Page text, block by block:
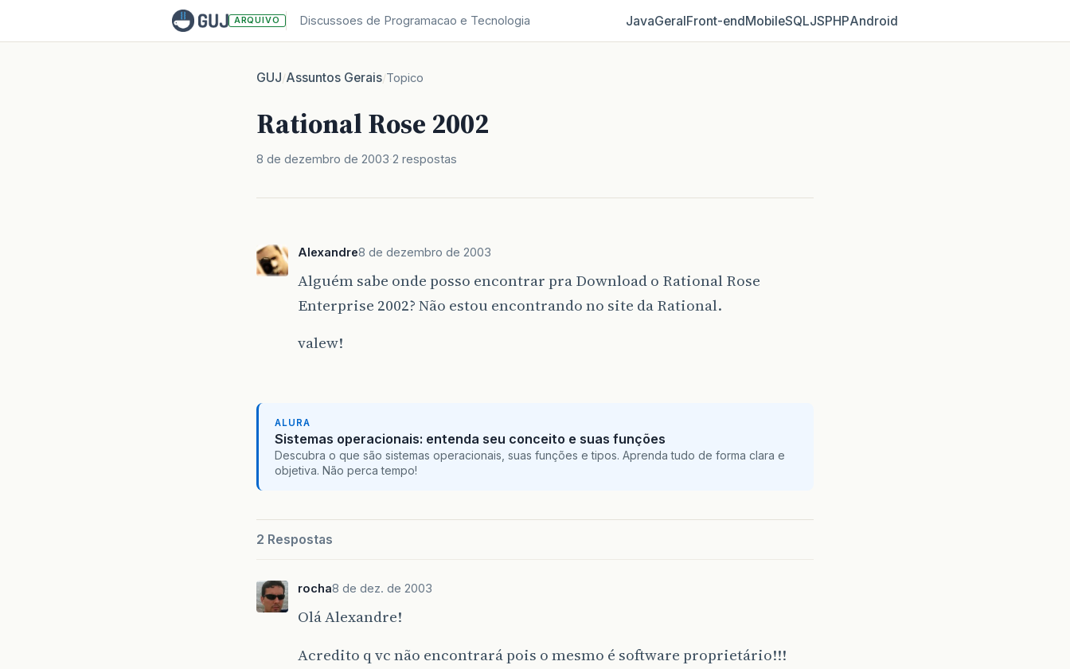
ARQUIVO Discussoes de Programacao e Tecnologia JavaGeralFront‑endMobileSQLJSPHPAndroid
GUJ/Assuntos Gerais/Topico
Rational Rose 2002
8 de dezembro de 2003 2 respostas
Alexandre8 de dezembro de 2003
Alguém sabe onde posso encontrar pra Download o Rational Rose
Enterprise 2002? Não estou encontrando no site da Rational.
valew!
ALURA
Sistemas operacionais: entenda seu conceito e suas funções
Descubra o que são sistemas operacionais, suas funções e tipos. Aprenda tudo de forma clara e
objetiva. Não perca tempo!
2 Respostas
rocha8 de dez. de 2003
Olá Alexandre!
Acredito q vc não encontrará pois o mesmo é software proprietário!!!